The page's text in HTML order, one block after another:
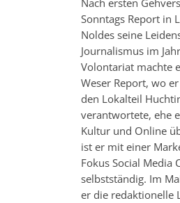
Nach ersten
Sonntags Report in
Noldes seine
Journalismus im
Volontariat machte
Weser Report, wo
den Lokalteil
verantwortete, ehe
Kultur und Online
ist er mit einer
Fokus Social Media
selbstständig. Im
er die redaktionelle